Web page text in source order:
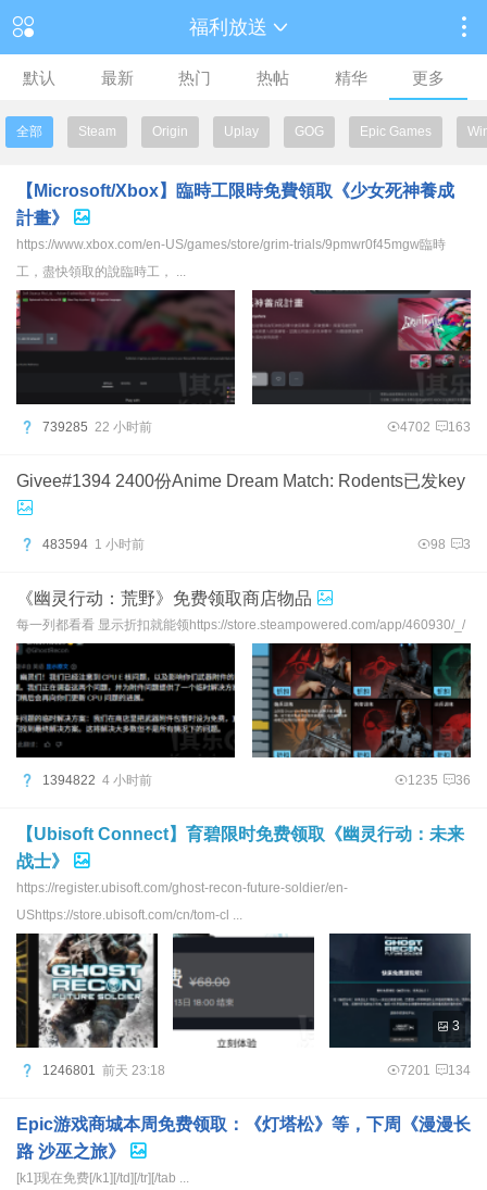
福利放送
默认 最新 热门 热帖 精华 更多
全部 Steam Origin Uplay GOG Epic Games
【Microsoft/Xbox】臨時工限時免費領取《少女死神養成
計畫》
https://www.xbox.com/en-US/games/store/grim-trials/9pmwr0f45mgw臨時
工，盡快領取的說臨時工， ...
739285 22 小时前 4702 163
Givee#1394 2400份Anime Dream Match: Rodents已发key
483594 1 小时前 98 3
《幽灵行动：荒野》免费领取商店物品
每一列都看看 显示折扣就能领https://store.steampowered.com/app/460930/_/
1394822 4 小时前 1235 36
【Ubisoft Connect】育碧限时免费领取《幽灵行动：未来
战士》
https://register.ubisoft.com/ghost-recon-future-soldier/en-
UShttps://store.ubisoft.com/cn/tom-cl ...
3
1246801 前天 23:18 7201 134
Epic游戏商城本周免费领取：《灯塔松》等，下周《漫漫长
路 沙巫之旅》
[k1]现在免费[/k1][/td][/tr][/tab ...